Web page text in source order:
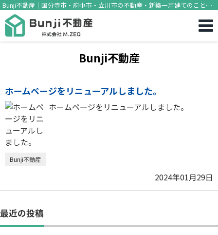
Bunji不動産｜国分寺市・府中市・立川市の不動産・新築一戸建てのことな
らBunji不動産
Bunji不動産
ホームページをリニューアルしました。
ホームページをリニューアルしました。
Bunji不動産
2024年01月29日
最近の投稿